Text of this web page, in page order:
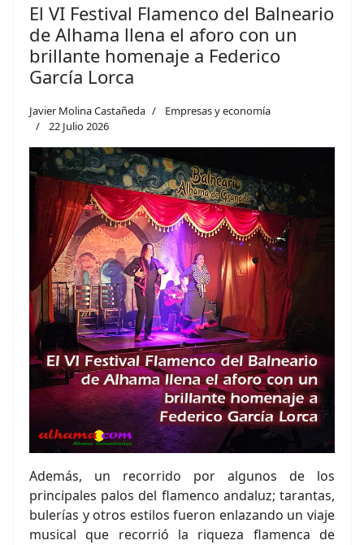
El VI Festival Flamenco del Balneario
de Alhama llena el aforo con un
brillante homenaje a Federico
García Lorca
Javier Molina Castañeda
Empresas y economía
22 Julio 2026
Además, un recorrido por algunos de los
principales palos del flamenco andaluz; tarantas,
bulerías y otros estilos fueron enlazando un viaje
musical que recorrió la riqueza flamenca de